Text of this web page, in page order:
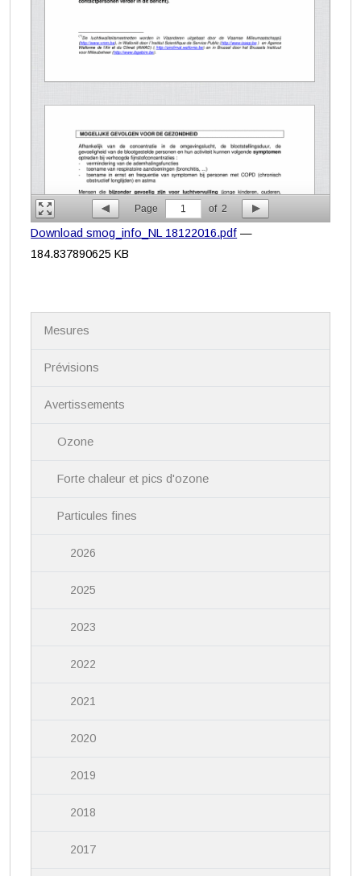
Page 1 of 2
Download smog_info_NL 18122016.pdf —
184.837890625 KB
Mesures
Prévisions
Avertissements
Ozone
Forte chaleur et pics d'ozone
Particules fines
2026
2025
2023
2022
2021
2020
2019
2018
2017